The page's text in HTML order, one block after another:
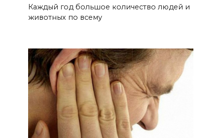
Каждый год большое количество людей и
животных по всему